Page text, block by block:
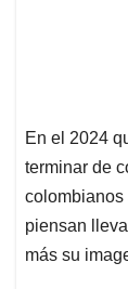
En el 2024
terminar de
colombianos
piensan
más su